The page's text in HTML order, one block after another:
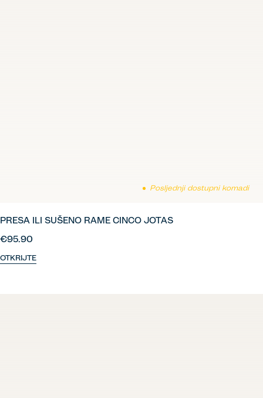
Posljednji dostupni komadi
PRESA ILI SUŠENO RAME CINCO JOTAS
€95.90
OTKRIJTE